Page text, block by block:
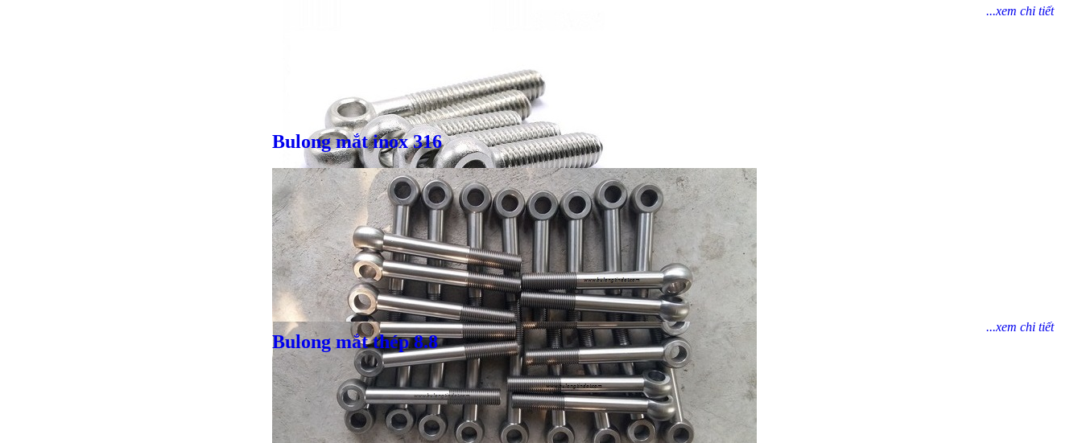
...xem chi tiết
Giá bánVND
...xem chi tiết
Bulong mắt inox 316
Bulong mắt thép 8.8